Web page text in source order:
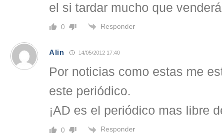
el si tardar mucho que
0 Responder
Alin 14/05/2012 17:40
Por noticias como estas me
este periódico.
¡AD es el periódico mas libre
0 Responder